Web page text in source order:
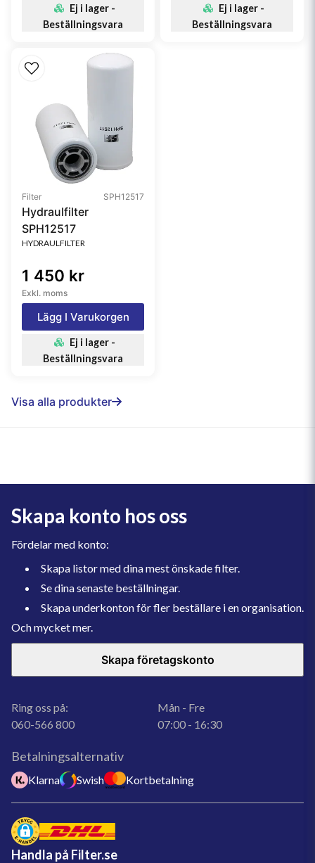
Ej i lager -
Beställningsvara
Ej i lager -
Beställningsvara
Filter SPH12517
Hydraulfilter
SPH12517
HYDRAULFILTER
1 450 kr
Exkl. moms
Lägg I Varukorgen
Ej i lager -
Beställningsvara
Visa alla produkter
Skapa konto hos oss
Fördelar med konto:
Skapa listor med dina mest önskade filter.
Se dina senaste beställningar.
Skapa underkonton för fler beställare i en organisation.
Och mycket mer.
Skapa företagskonto
Ring oss på:
060-566 800
Mån - Fre
07:00 - 16:30
Betalningsalternativ
Klarna Swish Kortbetalning
Handla på Filter.se